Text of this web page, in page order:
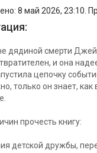
8 май 2026, 23:10.
дядиной смерти
и она
цепочку
только он знает,
прочесть книгу:
детской дружбы,